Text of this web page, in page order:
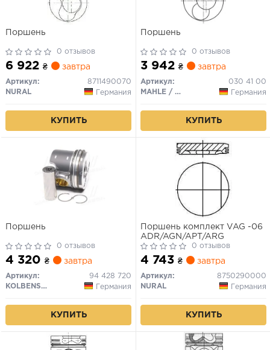
Поршень
0 отзывов
6 922 ₴ завтра
Артикул:
8711490070
NURAL
Германия
КУПИТЬ
Поршень
0 отзывов
3 942 ₴ завтра
Артикул:
030 41 00
MAHLE / KNECHT
Германия
КУПИТЬ
Поршень
0 отзывов
4 320 ₴ завтра
Артикул:
94 428 720
KOLBENSCHMIDT
Германия
КУПИТЬ
Поршень комплект VAG -06
ADR/AGN/APT/ARG
0 отзывов
4 743 ₴ завтра
Артикул:
8750290000
NURAL
Германия
КУПИТЬ